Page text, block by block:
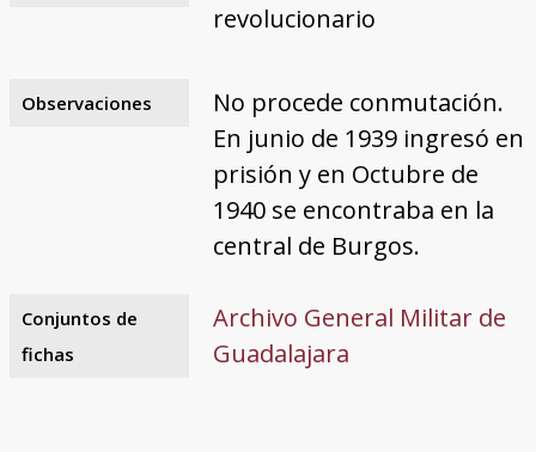
revolucionario
Observaciones
No procede conmutación.
En junio de 1939 ingresó en
prisión y en Octubre de
1940 se encontraba en la
central de Burgos.
Conjuntos de
fichas
Archivo General Militar de
Guadalajara